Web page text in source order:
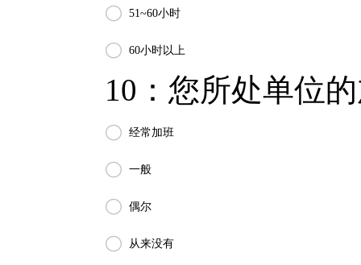
 51~60小时
 60小时以上
10：您所处单位
 经常加班
 一般
 偶尔
 从来没有